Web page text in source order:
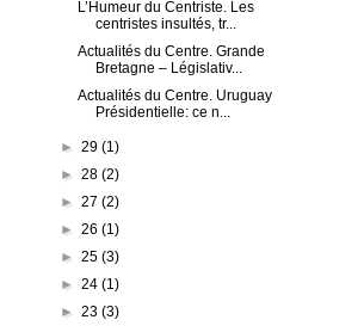
L’Humeur du Centriste. Les
centristes insultés, tr...
Actualités du Centre. Grande
Bretagne – Législativ...
Actualités du Centre. Uruguay
Présidentielle: ce n...
► 29 (1)
► 28 (2)
► 27 (2)
► 26 (1)
► 25 (3)
► 24 (1)
► 23 (3)